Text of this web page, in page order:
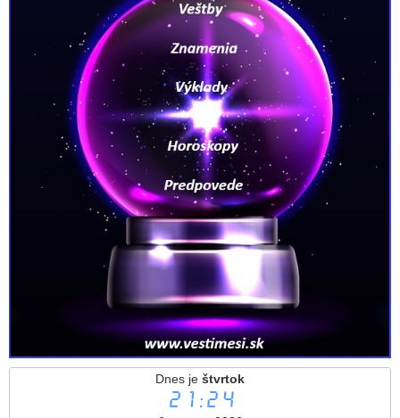
Dnes je štvrtok
21:24